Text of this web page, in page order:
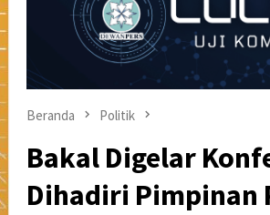
Beranda Politik
Bakal Digelar
Dihadiri Pimpinan